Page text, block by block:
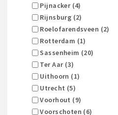
Pijnacker (4)
Rijnsburg (2)
Roelofarendsveen (2)
Rotterdam (1)
Sassenheim (20)
Ter Aar (3)
Uithoorn (1)
Utrecht (5)
Voorhout (9)
Voorschoten (6)